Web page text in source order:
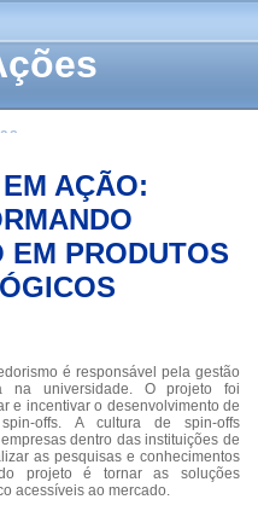
AÇÃO:
EM PRODUTOS
é responsável pela gestão
na universidade. O projeto foi
e incentivar o desenvolvimento de
offs. A cultura de spin-offs
dentro das instituições de
as pesquisas e conhecimentos
projeto é tornar as soluções
acessíveis ao mercado.